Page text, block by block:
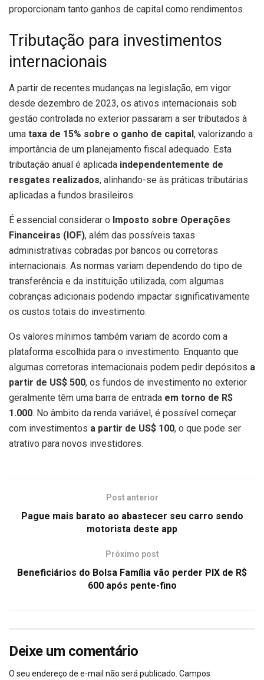
proporcionam tanto ganhos de capital como rendimentos.
Tributação para investimentos
internacionais
A partir de recentes mudanças na legislação, em vigor
desde dezembro de 2023, os ativos internacionais sob
gestão controlada no exterior passaram a ser tributados à
uma taxa de 15% sobre o ganho de capital, valorizando a
importância de um planejamento fiscal adequado. Esta
tributação anual é aplicada independentemente de
resgates realizados, alinhando-se às práticas tributárias
aplicadas a fundos brasileiros.
É essencial considerar o Imposto sobre Operações
Financeiras (IOF), além das possíveis taxas
administrativas cobradas por bancos ou corretoras
internacionais. As normas variam dependendo do tipo de
transferência e da instituição utilizada, com algumas
cobranças adicionais podendo impactar significativamente
os custos totais do investimento.
Os valores mínimos também variam de acordo com a
plataforma escolhida para o investimento. Enquanto que
algumas corretoras internacionais podem pedir depósitos a
partir de US$ 500, os fundos de investimento no exterior
geralmente têm uma barra de entrada em torno de R$
1.000. No âmbito da renda variável, é possível começar
com investimentos a partir de US$ 100, o que pode ser
atrativo para novos investidores.
Post anterior
Pague mais barato ao abastecer seu carro sendo
motorista deste app
Próximo post
Beneficiários do Bolsa Família vão perder PIX de R$
600 após pente-fino
Deixe um comentário
O seu endereço de e-mail não será publicado. Campos